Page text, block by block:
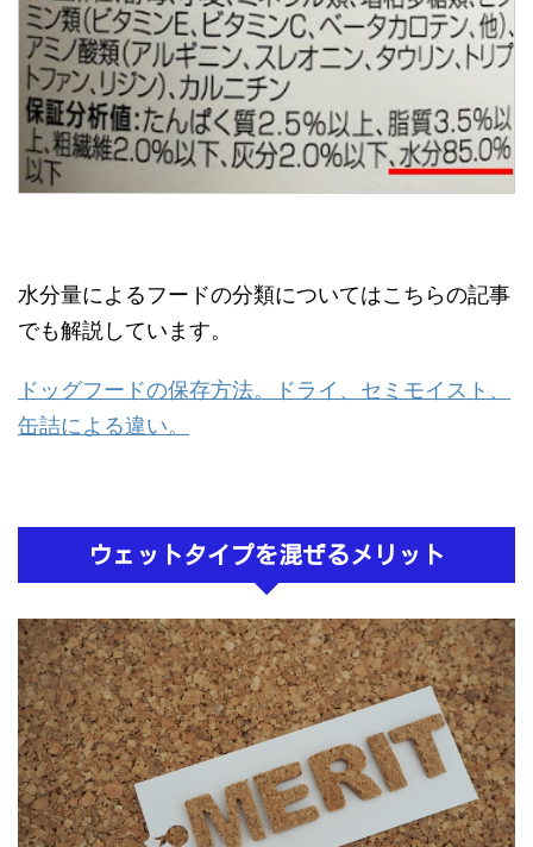
水分量によるフードの分類についてはこちらの記事
でも解説しています。
ドッグフードの保存方法。ドライ、セミモイスト、
缶詰による違い。
ウェットタイプを混ぜるメリット